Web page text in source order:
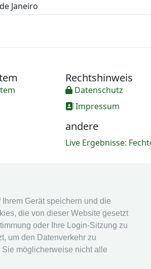
Gerät speichern und die
die von dieser Website gesetzt
oder Ihre Login-Sitzung zu
um den Datenverkehr zu
möglicherweise nicht alle
Janeiro
Rechtshinweis
Datenschutz
Impressum
andere
Live Ergebnisse: